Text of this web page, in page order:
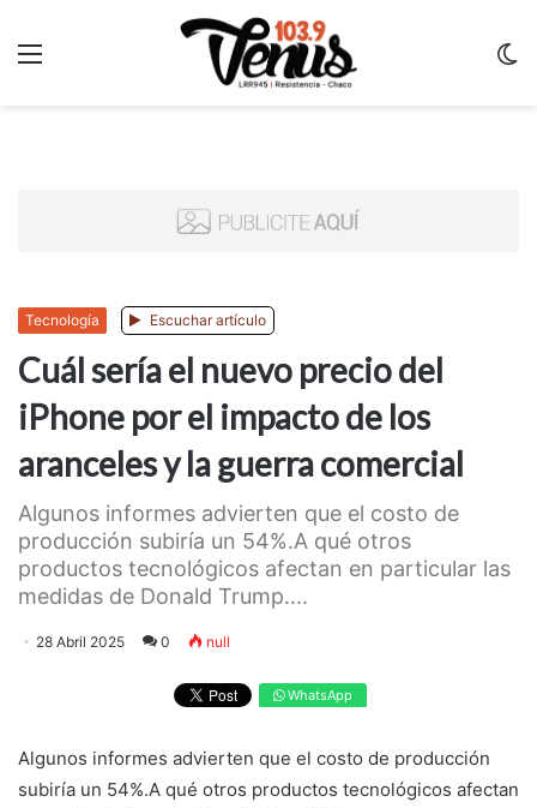
Tecnología Escuchar artículo
Cuál sería el nuevo precio del
iPhone por el impacto de los
aranceles y la guerra comercial
Algunos informes advierten que el costo de
producción subiría un 54%.A qué otros
productos tecnológicos afectan en particular las
medidas de Donald Trump....
28 Abril 2025 0 null
WhatsApp
Algunos informes advierten que el costo de producción
subiría un 54%.A qué otros productos tecnológicos afectan